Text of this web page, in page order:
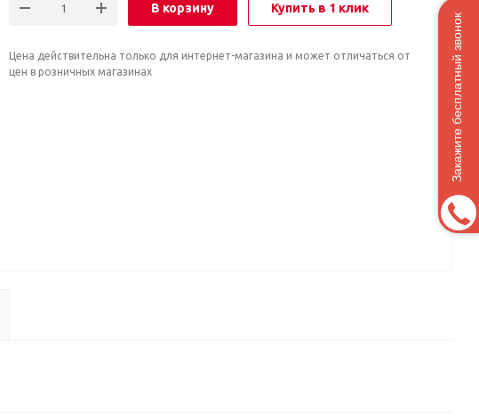
В корзину Купить в 1 клик
Цена действительна только для интернет-магазина и может отличаться от
цен в розничных магазинах
Закажите бесплатный звонок